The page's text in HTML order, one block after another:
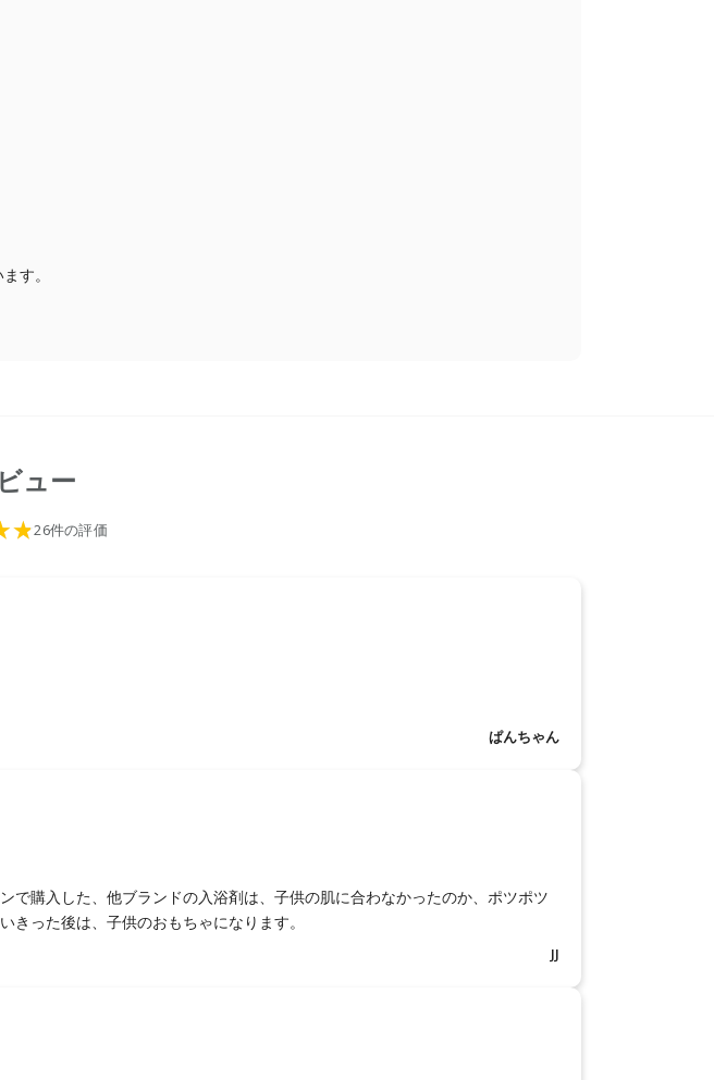
す。
ュー
26件の評価
ぱんちゃん
購入した、他ブランドの入浴剤は、子供の肌に合わなかったのか、ポツポツ
った後は、子供のおもちゃになります。
JJ